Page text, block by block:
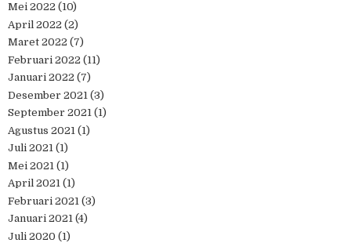
Mei 2022 (10)
April 2022 (2)
Maret 2022 (7)
Februari 2022 (11)
Januari 2022 (7)
Desember 2021 (3)
September 2021 (1)
Agustus 2021 (1)
Juli 2021 (1)
Mei 2021 (1)
April 2021 (1)
Februari 2021 (3)
Januari 2021 (4)
Juli 2020 (1)